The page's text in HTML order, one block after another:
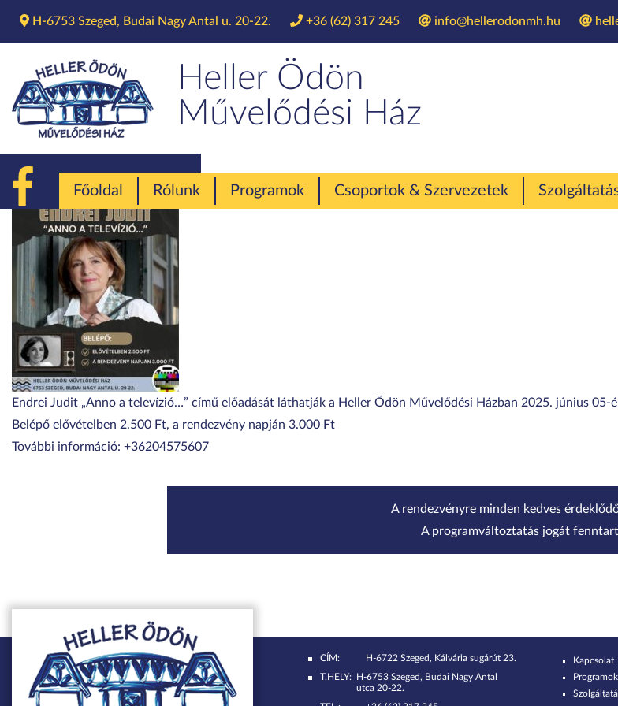
H-6753 Szeged, Budai Nagy Antal u. 20-22. +36 (62) 317 245 info@hellerodonmh.hu
Heller Ödön
Művelődési Ház
Főoldal Rólunk Programok Csoportok & Szervezetek
„Anno a
Endrei Judit „Anno a televízió…” című előadását láthatják a Heller Ödön Művelődési Házban 2025. június
Belépő elővételben 2.500 Ft, a rendezvény napján 3.000 Ft
További információ: +36204575607
A rendezvényre minden kedves
A programváltoztatás jogát
CÍM:
H-6722 Szeged, Kálvária sugárút 23.
T.HELY: H-6753 Szeged, Budai Nagy Antal
utca 20-22.
Kapcsolat
Programok